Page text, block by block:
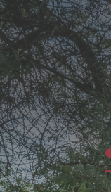
Zum Hauptinhalt